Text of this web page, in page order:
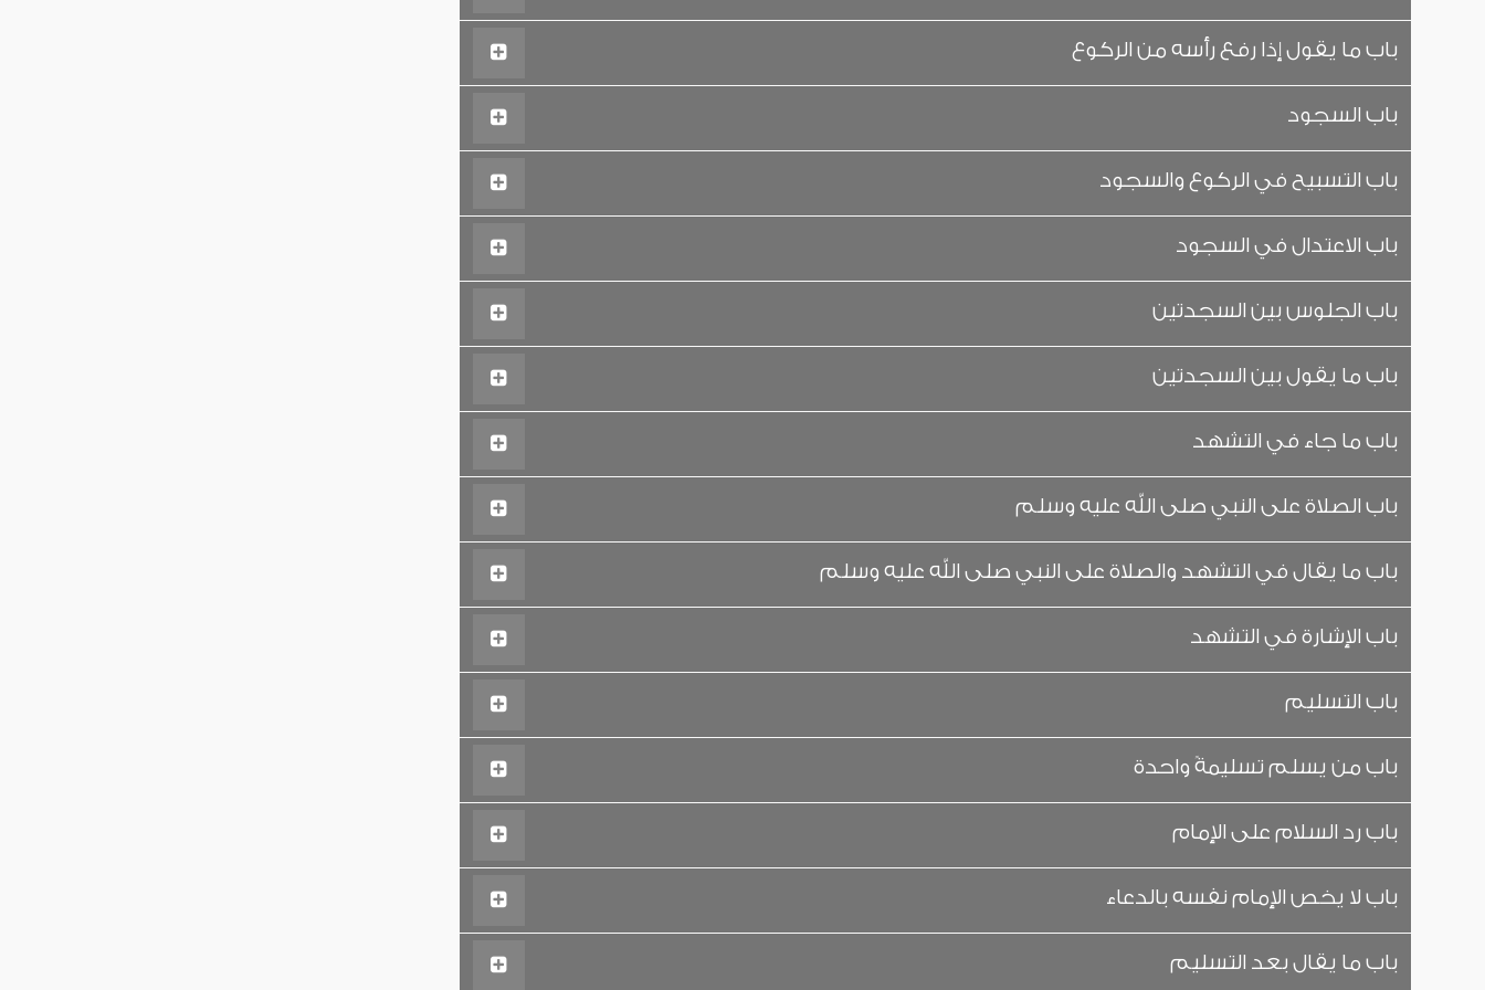
باب ما يقول إذا رفع رأسه من الركوع
باب السجود
باب التسبيح في الركوع والسجود
باب الاعتدال في السجود
باب الجلوس بين السجدتين
باب ما يقول بين السجدتين
باب ما جاء في التشهد
باب الصلاة على النبي صلى الله عليه وسلم
باب ما يقال في التشهد والصلاة على النبي صلى الله عليه وسلم
باب الإشارة في التشهد
باب التسليم
باب من يسلم تسليمةً واحدة
باب رد السلام على الإمام
باب لا يخص الإمام نفسه بالدعاء
باب ما يقال بعد التسليم